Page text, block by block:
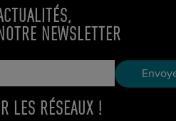
NEWSLETTER
LES RÉSEAUX !